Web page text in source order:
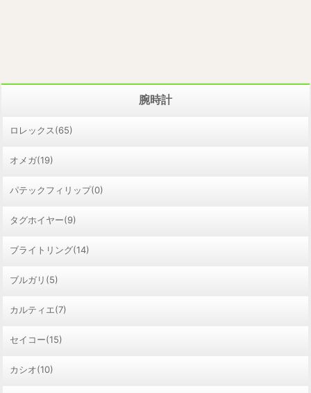
腕時計
ロレックス(65)
オメガ(19)
パテックフィリップ(0)
タグホイヤー(9)
ブライトリング(14)
ブルガリ(5)
カルティエ(7)
セイコー(15)
カシオ(10)